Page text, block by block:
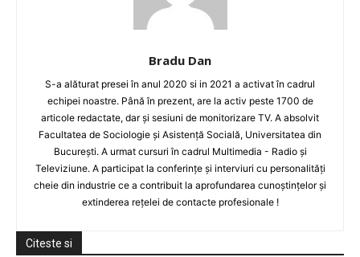
Bradu Dan
S-a alăturat presei în anul 2020 si in 2021 a activat în cadrul
echipei noastre. Până în prezent, are la activ peste 1700 de
articole redactate, dar și sesiuni de monitorizare TV. A absolvit
Facultatea de Sociologie și Asistență Socială, Universitatea din
București. A urmat cursuri în cadrul Multimedia - Radio și
Televiziune. A participat la conferințe și interviuri cu personalități
cheie din industrie ce a contribuit la aprofundarea cunoștințelor și
extinderea rețelei de contacte profesionale !
Citeste si